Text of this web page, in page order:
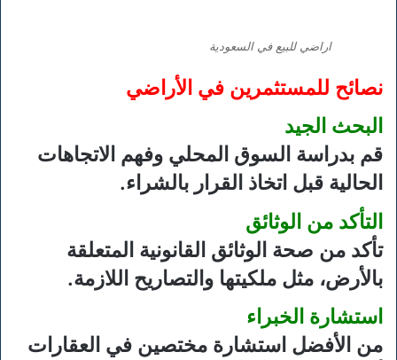
اراضي للبيع في السعودية
نصائح للمستثمرين في الأراضي
البحث الجيد
قم بدراسة السوق المحلي وفهم الاتجاهات
الحالية قبل اتخاذ القرار بالشراء.
التأكد من الوثائق
تأكد من صحة الوثائق القانونية المتعلقة
بالأرض، مثل ملكيتها والتصاريح اللازمة.
استشارة الخبراء
من الأفضل استشارة مختصين في العقارات